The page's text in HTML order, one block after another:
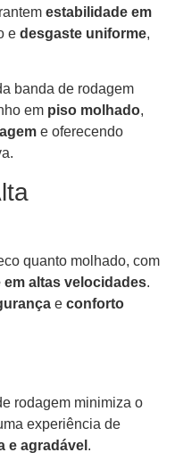
estabilidade em
e desgaste uniforme,
banda de rodagem
em piso molhado,
e oferecendo
quanto molhado, com
altas velocidades.
e conforto
rodagem minimiza o
experiência de
e agradável .